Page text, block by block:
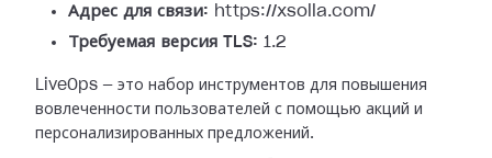
Адрес для связи: https://xsolla.com/
Требуемая версия TLS: 1.2
LiveOps — это набор инструментов для повышения
вовлеченности пользователей с помощью акций и
персонализированных предложений.